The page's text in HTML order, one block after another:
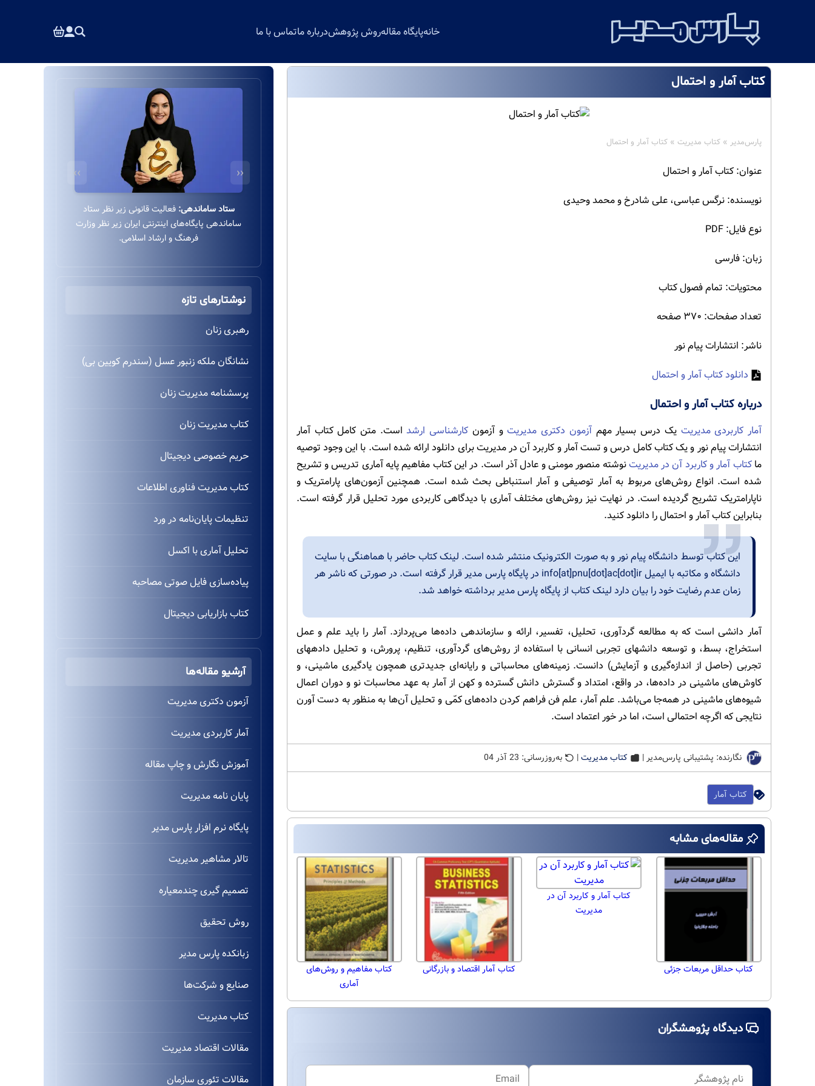
خانهپایگاه مقالهروش پژوهشدرباره ماتماس با ما
کتاب آمار و احتمال
پارس‌مدیر » کتاب مدیریت » کتاب آمار و احتمال
عنوان: کتاب آمار و احتمال
نویسنده: نرگس عباسی، علی شادرخ و محمد وحیدی
نوع فایل: PDF
زبان: فارسی
محتویات: تمام فصول کتاب
تعداد صفحات: ۳۷۰ صفحه
ناشر: انتشارات پیام نور
دانلود کتاب آمار و احتمال
درباره کتاب آمار و احتمال
آمار کاربردی مدیریت یک درس بسیار مهمآزمون دکتری مدیریتو آزمون کارشناسی ارشداست. متن کامل کتاب آمار
انتشارات پیام نور و یک کتاب کامل درس و تست آمار و کاربرد آن در مدیریت برای دانلود ارائه شده است. با این وجود توصیه
ماکتاب آمار و کاربرد آن در مدیریتنوشته منصور مومنی و عادل آذر است. در این کتاب مفاهیم پایه آماری تدریس و تشریح
شده است. انواع روش‌های مربوط به آمار توصیفی و آمار استنباطی بحث شده است. همچنین آزمون‌های پارامتریک و
ناپارامتریک تشریح گردیده است. در نهایت نیز روش‌های مختلف آماری با دیدگاهی کاربردی مورد تحلیل قرار گرفته است.
بنابراین کتاب آمار و احتمال را دانلود کنید.
این کتاب توسط دانشگاه پیام نور و به صورت الکترونیک منتشر شده است. لینک کتاب حاضر با هماهنگی با سایت
دانشگاه و مکاتبه با ایمیل info[at]pnu[dot]ac[dot]ir در پایگاه پارس مدیر قرار گرفته است. در صورتی که ناشر هر
زمان عدم رضایت خود را بیان دارد لینک کتاب از پایگاه پارس مدیر برداشته خواهد شد.
آمار دانشی است که به مطالعه گردآوری، تحلیل، تفسیر، ارائه و سازماندهی داده‌ها می‌پردازد. آمار را باید علم و عمل
استخراج، بسط، و توسعه دانشهای تجربی انسانی با استفاده از روش‌های گردآوری، تنظیم، پرورش، و تحلیل دادههای
تجربی (حاصل از اندازه‌گیری و آزمایش) دانست. زمینه‌های محاسباتی و رایانه‌ای جدیدتری همچون یادگیری ماشینی، و
کاوش‌های ماشینی در داده‌ها، در واقع، امتداد و گسترش دانش گسترده و کهن از آمار به عهد محاسبات نو و دوران اعمال
شیوه‌های ماشینی در همه‌جا می‌باشد. علم آمار، علم فن فراهم کردن داده‌های کمّی و تحلیل آن‌ها به منظور به دست آورن
نتایجی که اگرچه احتمالی است، اما در خور اعتماد است.
نگارنده: پشتیبانی پارس‌مدیر | کتاب مدیریت| به‌روزرسانی: 23 آذر 04
کتاب آمار
مقاله‌های مشابه
کتاب حداقل مربعات جزئی
کتاب آمار و کاربرد آن در
مدیریت
کتاب آمار اقتصاد و بازرگانی
کتاب مفاهیم و روش‌های
آماری
دیدگاه پژوهشگران
درگاه بانکی ایمن:استفاده از درگاه بانکی ایمن و
مستقیم به‌پرداخت زیر نظر بانک ملت بدون واسطه.
‹‹
››
نوشتارهای تازه
رهبری زنان
نشانگان ملکه زنبور عسل (سندرم کویین بی)
پرسشنامه مدیریت زنان
کتاب مدیریت زنان
حریم خصوصی دیجیتال
کتاب مدیریت فناوری اطلاعات
تنظیمات پایان‌نامه در ورد
تحلیل آماری با اکسل
پیاده‌سازی فایل صوتی مصاحبه
کتاب بازاریابی دیجیتال
آرشیو مقاله‌ها
آزمون دکتری مدیریت
آمار کاربردی مدیریت
آموزش نگارش و چاپ مقاله
پایان نامه مدیریت
پایگاه نرم افزار پارس مدیر
تالار مشاهیر مدیریت
تصمیم گیری چندمعیاره
روش تحقیق
زبانکده پارس مدیر
صنایع و شرکت‌ها
کتاب مدیریت
مقالات اقتصاد مدیریت
مقالات تئوری سازمان